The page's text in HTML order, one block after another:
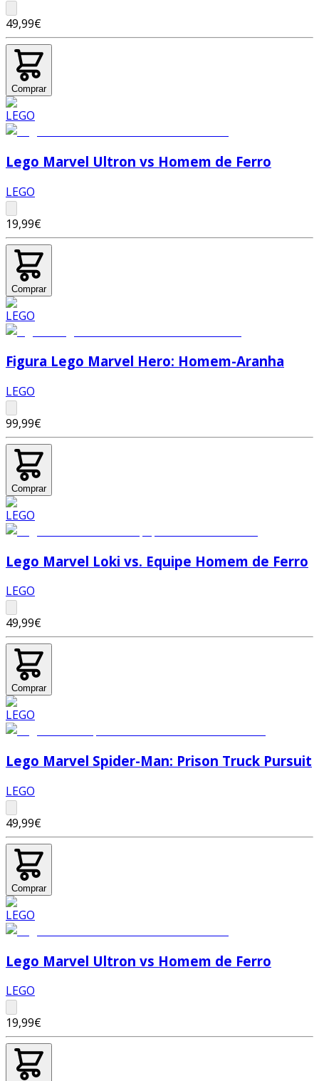
49,99€
Comprar
Lego Marvel Ultron vs Homem de Ferro
LEGO
19,99€
Comprar
Figura Lego Marvel Hero: Homem-Aranha
LEGO
99,99€
Comprar
Lego Marvel Loki vs. Equipe Homem de Ferro
LEGO
49,99€
Comprar
Lego Marvel Spider-Man: Prison Truck Pursuit
LEGO
49,99€
Comprar
Lego Marvel Ultron vs Homem de Ferro
LEGO
19,99€